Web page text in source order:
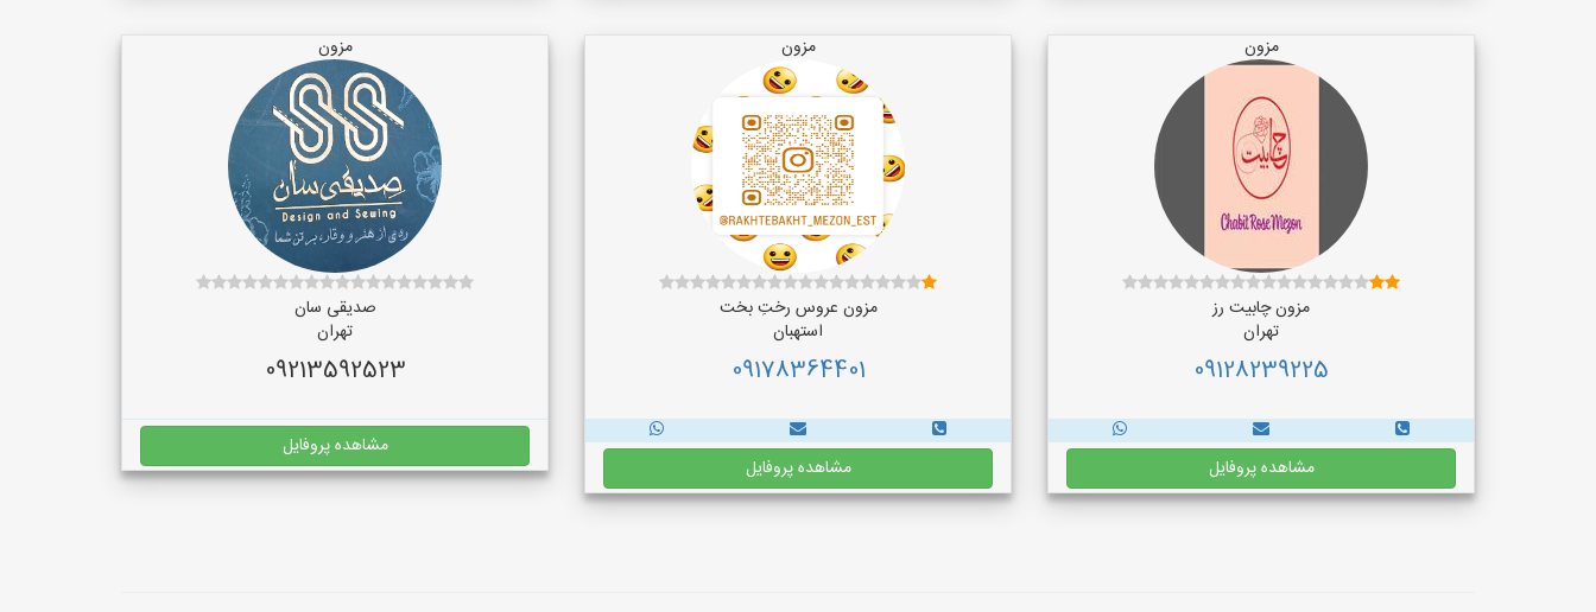
مزون
مزون چابیت رز
تهران
09128239225
مشاهده پروفایل
مزون
مزون عروس رختِ بخت
استهبان
09178364401
مشاهده پروفایل
مزون
صدیقی سان
تهران
09213592523
مشاهده پروفایل